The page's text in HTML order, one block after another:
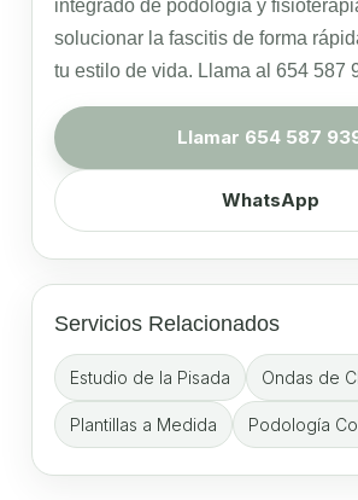
integrado de podología y
solucionar la fascitis de forma
tu estilo de vida. Llama al 654 587
Llamar 654 587
WhatsApp
Servicios Relacionados
Estudio de la Pisada Ondas de
Plantillas a Medida Podología